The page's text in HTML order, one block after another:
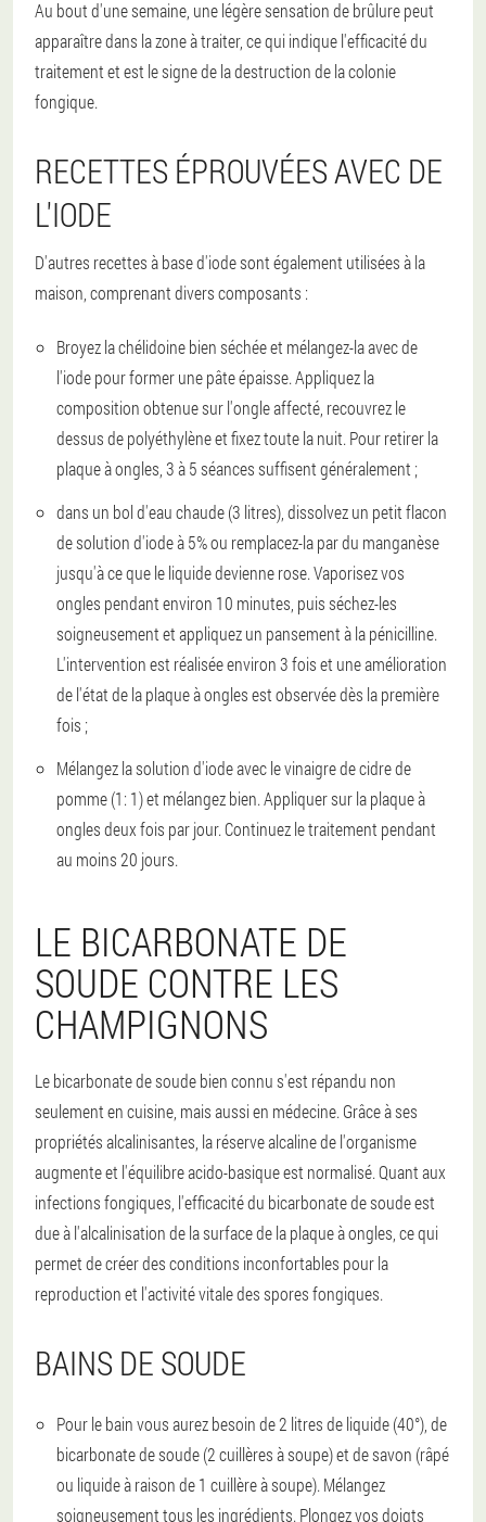
Au bout d'une semaine, une légère sensation de brûlure peut
apparaître dans la zone à traiter, ce qui indique l'efficacité du
traitement et est le signe de la destruction de la colonie
fongique.
RECETTES ÉPROUVÉES AVEC DE
L'IODE
D'autres recettes à base d'iode sont également utilisées à la
maison, comprenant divers composants :
Broyez la chélidoine bien séchée et mélangez-la avec de
l'iode pour former une pâte épaisse. Appliquez la
composition obtenue sur l'ongle affecté, recouvrez le
dessus de polyéthylène et fixez toute la nuit. Pour retirer la
plaque à ongles, 3 à 5 séances suffisent généralement ;
dans un bol d'eau chaude (3 litres), dissolvez un petit flacon
de solution d'iode à 5% ou remplacez-la par du manganèse
jusqu'à ce que le liquide devienne rose. Vaporisez vos
ongles pendant environ 10 minutes, puis séchez-les
soigneusement et appliquez un pansement à la pénicilline.
L'intervention est réalisée environ 3 fois et une amélioration
de l'état de la plaque à ongles est observée dès la première
fois ;
Mélangez la solution d'iode avec le vinaigre de cidre de
pomme (1: 1) et mélangez bien. Appliquer sur la plaque à
ongles deux fois par jour. Continuez le traitement pendant
au moins 20 jours.
LE BICARBONATE DE
SOUDE CONTRE LES
CHAMPIGNONS
Le bicarbonate de soude bien connu s'est répandu non
seulement en cuisine, mais aussi en médecine. Grâce à ses
propriétés alcalinisantes, la réserve alcaline de l'organisme
augmente et l'équilibre acido-basique est normalisé. Quant aux
infections fongiques, l'efficacité du bicarbonate de soude est
due à l'alcalinisation de la surface de la plaque à ongles, ce qui
permet de créer des conditions inconfortables pour la
reproduction et l'activité vitale des spores fongiques.
BAINS DE SOUDE
Pour le bain vous aurez besoin de 2 litres de liquide (40°), de
bicarbonate de soude (2 cuillères à soupe) et de savon (râpé
ou liquide à raison de 1 cuillère à soupe). Mélangez
soigneusement tous les ingrédients. Plongez vos doigts